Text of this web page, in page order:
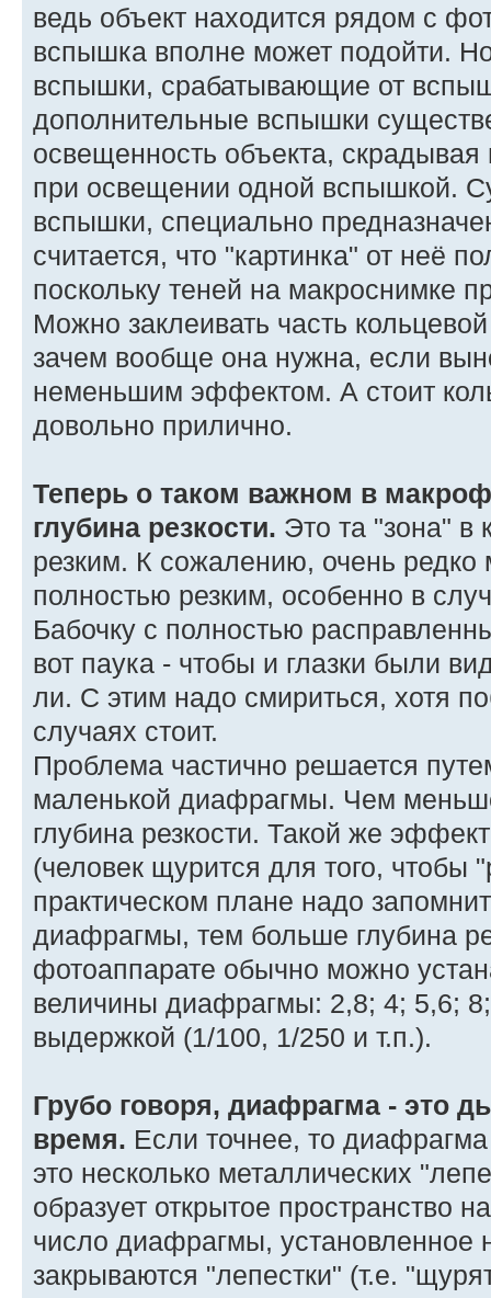
ведь объект находится рядом с
вспышка вполне может подойти.
вспышки, срабатывающие от
дополнительные вспышки
освещенность объекта,
при освещении одной вспышкой.
вспышки, специально
считается, что "картинка" от неё
поскольку теней на макроснимке
Можно заклеивать часть
зачем вообще она нужна, если
неменьшим эффектом. А стоит
довольно прилично.
Теперь о таком важном в
глубина резкости. Это та "зона" в
резким. К сожалению, очень
полностью резким, особенно в
Бабочку с полностью
вот паука - чтобы и глазки были
ли. С этим надо смириться, хотя
случаях стоит.
Проблема частично решается
маленькой диафрагмы. Чем
глубина резкости. Такой же
(человек щурится для того, чтобы
практическом плане надо
диафрагмы, тем больше глубина
фотоаппарате обычно можно
величины диафрагмы: 2,8; 4; 5,6; 8;
выдержкой (1/100, 1/250 и т.п.).
Грубо говоря, диафрагма - это
время. Если точнее, то
это несколько металлических
образует открытое пространство
число диафрагмы, установленное
закрываются "лепестки" (т.е.